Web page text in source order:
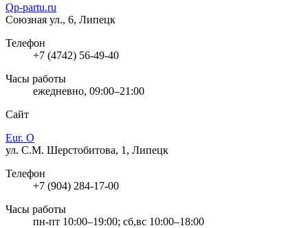
Qp-partu.ru
Союзная ул., 6, Липецк
Телефон
+7 (4742) 56-49-40
Часы работы
ежедневно, 09:00–21:00
Сайт
Eur. O
ул. С.М. Шерстобитова, 1, Липецк
Телефон
+7 (904) 284-17-00
Часы работы
пн-пт 10:00–19:00; сб,вс 10:00–18:00